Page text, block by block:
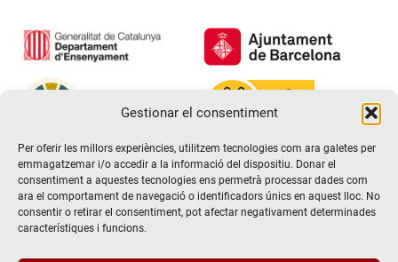
Gestionar el consentiment
Per oferir les millors experiències, utilitzem tecnologies com ara galetes per
emmagatzemar i/o accedir a la informació del dispositiu. Donar el
consentiment a aquestes tecnologies ens permetrà processar dades com
ara el comportament de navegació o identificadors únics en aquest lloc. No
consentir o retirar el consentiment, pot afectar negativament determinades
característiques i funcions.